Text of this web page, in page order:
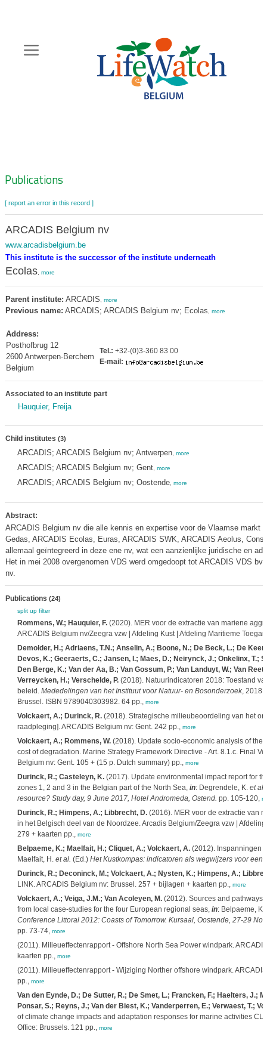
content
Zoeknavigatie
Publications
[ report an error in this record ]
ARCADIS Belgium nv
www.arcadisbelgium.be
This institute is the successor of the institute underneath
Ecolas, more
Parent institute: ARCADIS more
Previous name: ARCADIS; ARCADIS Belgium nv; Ecolas more
Address:
Posthofbrug 12
2600 Antwerpen-Berchem
Belgium
Tel.: +32-(0)3-360 83 00
E-mail:
Associated to an institute part
Hauquier, Freija
Child institutes (3)
ARCADIS; ARCADIS Belgium nv; Antwerpen, more
ARCADIS; ARCADIS Belgium nv; Gent, more
ARCADIS; ARCADIS Belgium nv; Oostende, more
Abstract:
ARCADIS Belgium nv die alle kennis en expertise voor de Vlaamse markt
Gedas, ARCADIS Ecolas, Euras, ARCADIS SWK, ARCADIS Aeolus,
allemaal geïntegreerd in deze ene nv, wat een aanzienlijke juridische en
Het in mei 2008 overgenomen VDS werd omgedoopt tot ARCADIS VDS
nv.
Publications (24)
split up filter
Rommens, W.; Hauquier, F.(2020). MER voor de extractie van mariene
ARCADIS Belgium nv/Zeegra vzw | Afdeling Kust | Afdeling Maritieme
Demolder, H.; Adriaens, T.N.; Anselin, A.; Boone, N.; De Beck, L.; De
Devos, K.; Geeraerts, C.; Jansen, I.; Maes, D.; Neirynck, J.; Onkelinx, T.;
Den Berge, K.; Van der Aa, B.; Van Gossum, P.; Van Landuyt, W.; Van
Verreycken, H.; Verschelde, P.(2018). Natuurindicatoren 2018: Toestand
beleid. Mededelingen van het Instituut voor Natuur- en Bosonderzoek, 2018
Brussel. ISBN 9789040303982. 64 pp., more
Volckaert, A.; Durinck, R.(2018). Strategische milieubeoordeling van het
raadpleging]. ARCADIS Belgium nv: Gent. 242 pp., more
Volckaert, A.; Rommens, W.(2018). Update socio-economic analysis of the
cost of degradation. Marine Strategy Framework Directive - Art. 8.1.c. Final
Belgium nv: Gent. 105 + (15 p. Dutch summary) pp., more
Durinck, R.; Casteleyn, K.(2017). Update environmental impact report for
zones 1, 2 and 3 in the Belgian part of the North Sea, in: Degrendele, K. et al.
resource? Study day, 9 June 2017, Hotel Andromeda, Ostend. pp. 105-120,
Durinck, R.; Himpens, A.; Libbrecht, D.(2016). MER voor de extractie van
in het Belgisch deel van de Noordzee. Arcadis Belgium/Zeegra vzw |
279 + kaarten pp., more
Belpaeme, K.; Maelfait, H.; Cliquet, A.; Volckaert, A.(2012). Inspanningen
Maelfait, H. et al. (Ed.) Het Kustkompas: indicatoren als wegwijzers voor een
Durinck, R.; Deconinck, M.; Volckaert, A.; Nysten, K.; Himpens, A.;
LINK. ARCADIS Belgium nv: Brussel. 257 + bijlagen + kaarten pp., more
Volckaert, A.; Veiga, J.M.; Van Acoleyen, M.(2012). Sources and pathways
from local case-studies for the four European regional seas, in: Belpaeme, K.
Conference Littoral 2012: Coasts of Tomorrow. Kursaal, Oostende, 27-29
pp. 73-74, more
(2011). Milieueffectenrapport - Offshore North Sea Power windpark.
kaarten pp., more
(2011). Milieueffectenrapport - Wijziging Norther offshore windpark.
pp., more
Van den Eynde, D.; De Sutter, R.; De Smet, L.; Francken, F.; Haelters, J.;
Ponsar, S.; Reyns, J.; Van der Biest, K.; Vanderperren, E.; Verwaest, T.;
of climate change impacts and adaptation responses for marine activities
Office: Brussels. 121 pp., more